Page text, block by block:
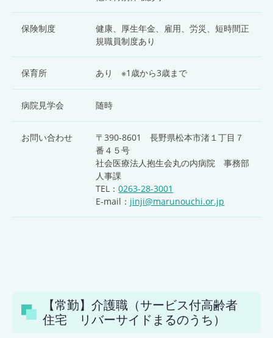
保険制度
健康、厚生年金、雇用、労災、短時間正
規職員制度あり
保育所 あり ※1歳から3歳まで
病院見学会 随時
お問い合わせ
〒390-8601 長野県松本市渚１丁目７
番４５号
社会医療法人抱生会丸の内病院 事務部
人事課
TEL：0263-28-3001
E-mail： jinji@marunouchi.or.jp
【常勤】介護職（サービス付高齢者
住宅 リバーサイドまるのうち）